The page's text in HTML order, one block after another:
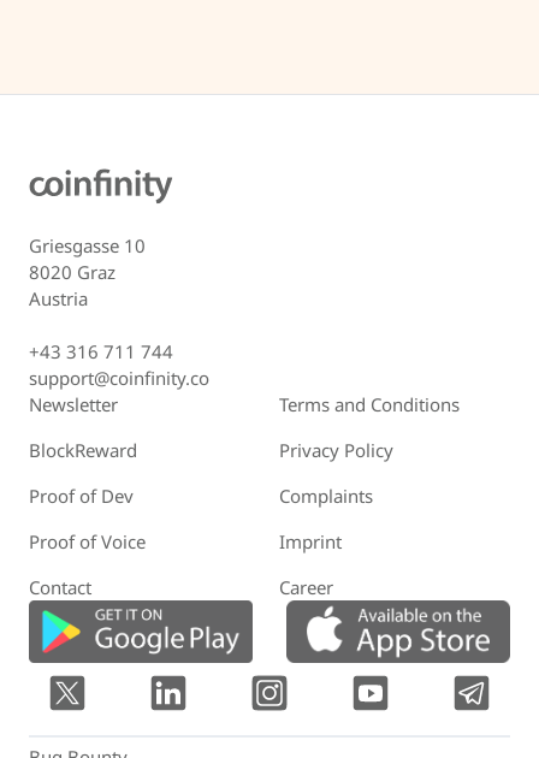
Griesgasse 10
8020 Graz
Austria
+43 316 711 744
support@coinfinity.co
Newsletter
Terms and Conditions
BlockReward
Privacy Policy
Proof of Dev
Complaints
Proof of Voice
Imprint
Contact
Career